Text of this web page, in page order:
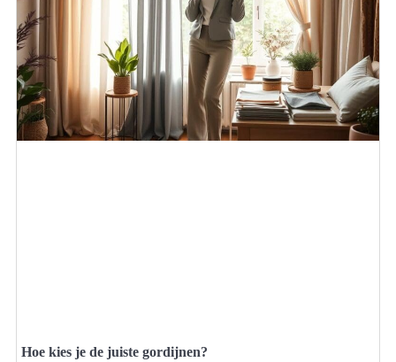
Hoe kies je de juiste gordijnen?